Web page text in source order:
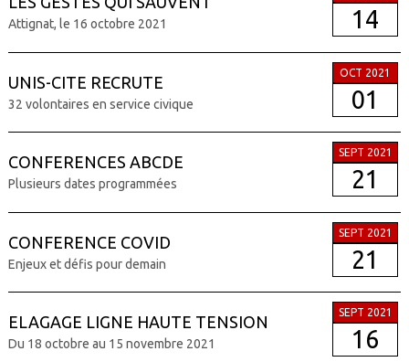
Attignat, le 16 octobre 2021 14
UNIS-CITE RECRUTE
32 volontaires en service civique
OCT 2021
01
CONFERENCES ABCDE
Plusieurs dates programmées
SEPT 2021
21
CONFERENCE COVID
Enjeux et défis pour demain
SEPT 2021
21
ELAGAGE LIGNE HAUTE TENSION
Du 18 octobre au 15 novembre 2021
SEPT 2021
16